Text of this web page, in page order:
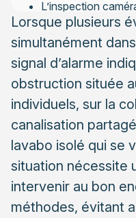
Lorsque plusieurs
simultanément
signal d’alarme
obstruction située
individuels, sur la
canalisation
lavabo isolé qui se
situation nécessite
intervenir au bon
méthodes, évitant
L’inspection
Choisir la
Responsabilités
Déterminer la
Cas particuliers et
Prévenir les
Les bons gestes
L’entretien